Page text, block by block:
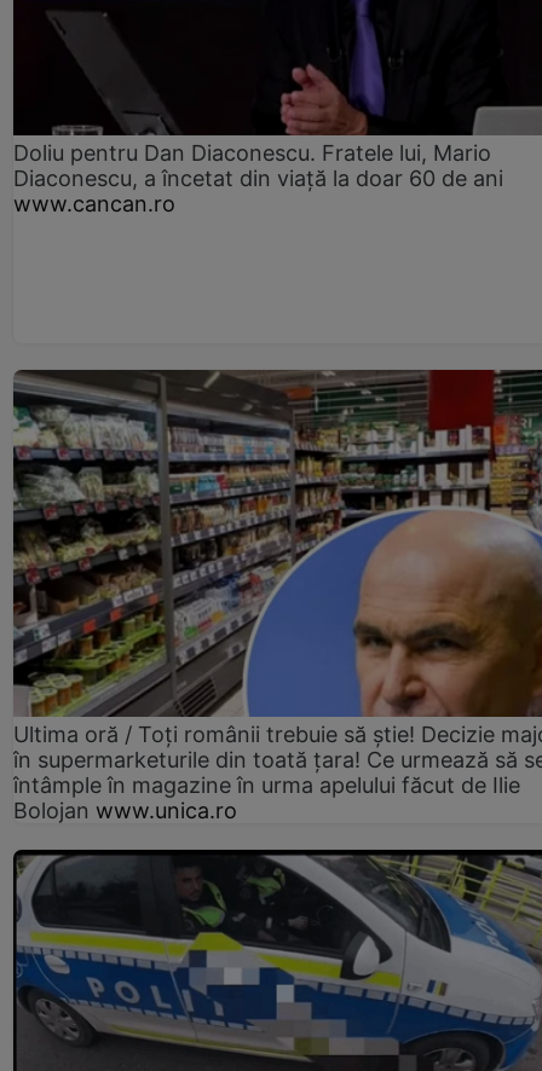
Doliu pentru Dan Diaconescu. Fratele lui, Mario
Diaconescu, a încetat din viață la doar 60 de ani
www.cancan.ro
Ultima oră / Toți românii trebuie să știe! Decizie
în supermarketurile din toată țara! Ce urmează să
întâmple în magazine în urma apelului făcut de Ilie
Bolojan www.unica.ro